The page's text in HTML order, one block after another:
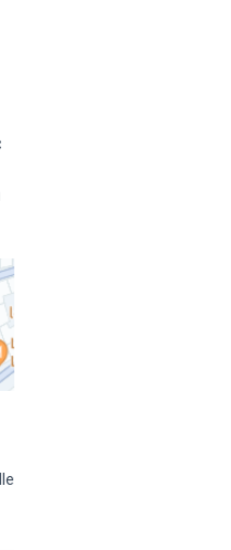
de la catégorie : Nature en ville